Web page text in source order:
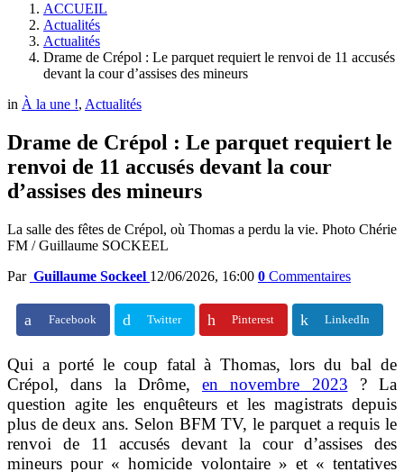
ACCUEIL
Actualités
Actualités
Drame de Crépol : Le parquet requiert le renvoi de 11 accusés
devant la cour d’assises des mineurs
in À la une !, Actualités
Drame de Crépol : Le parquet requiert le
renvoi de 11 accusés devant la cour
d’assises des mineurs
La salle des fêtes de Crépol, où Thomas a perdu la vie. Photo Chérie
FM / Guillaume SOCKEEL
Par Guillaume Sockeel 12/06/2026, 16:00 0 Commentaires
Facebook Twitter Pinterest LinkedIn
Qui a porté le coup fatal à Thomas, lors du bal de
Crépol, dans la Drôme, en novembre 2023 ? La
question agite les enquêteurs et les magistrats depuis
plus de deux ans. Selon BFM TV, le parquet a requis le
renvoi de 11 accusés devant la cour d’assises des
mineurs pour « homicide volontaire » et « tentatives